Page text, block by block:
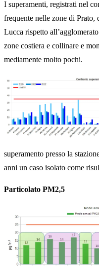
I superamenti, registrati nel
frequente nelle zone di Prato,
Lucca rispetto
zone costiera e collinare e
mediamente molto pochi.
superamento presso la
anni un caso isolato come
Particolato PM2,5